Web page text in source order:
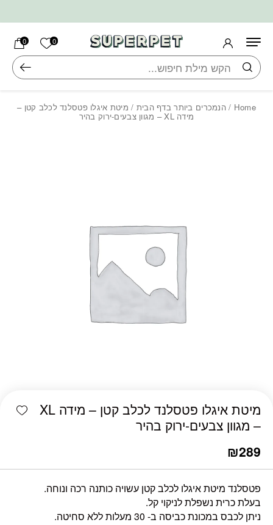
0 הרשימה
0
חיפוש
Home
/הנמכרים ביותר בדף הבית / מיטת איגלו פטסלנד לכלב קטן –
מידה XL – מגוון צבעים-ירוק בהיר
מיטת איגלו פטסלנד לכלב קטן – מידה XL
– מגוון צבעים-ירוק בהיר
₪289
פטסלנד מיטת איגלו לכלב קטן עשויה כותנה רכה ונוחה.
בעלת כרית נשפלת לניקוי קל.
ניתן לכבס במכונת כביסה ב- 30 מעלות ללא סחיטה.